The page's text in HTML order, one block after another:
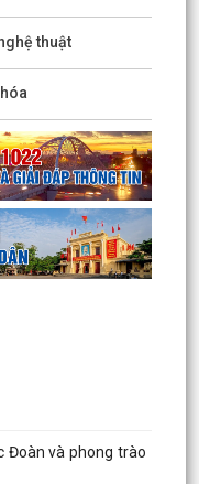
thuật
công tác khám sức
miễn phí cho người
trị Ngân hàng Chính
tổ chức phiên họp
THỦ TỤC HÀNH
THÀNH PHỐ HẢI
Đoàn và phong trào